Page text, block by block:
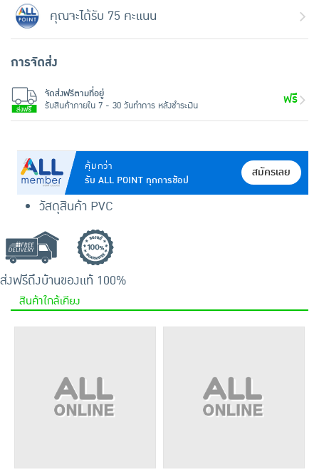
คุ้มกว่า
รับ ALL POINT ทุกการช้อป
สมัครเลย
วัสดุสินค้า PVC
คุณจะได้รับ 75 คะแนน
การจัดส่ง
จัดส่งฟรีตามที่อยู่
รับสินค้าภายใน 7 - 30 วันทำการ หลังชำระเงิน
ฟรี
ส่งฟรีถึงบ้านของแท้ 100%
สินค้าใกล้เคียง